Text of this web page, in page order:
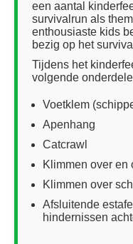
een aantal
survivalrun als
enthousiaste kids
bezig op het
Tijdens het
volgende
Voetklem
Apenhang
Catcrawl
Klimmen over en
Klimmen over
Afsluitende
hindernissen